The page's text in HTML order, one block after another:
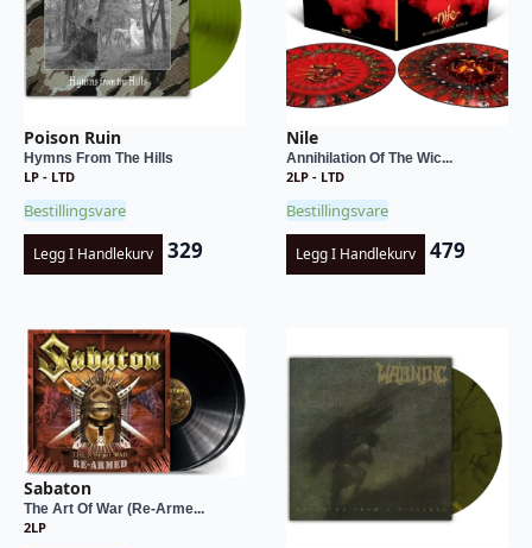
Poison Ruin
Hymns From The Hills
LP - LTD
Bestillingsvare
Legg I Handlekurv 329
Nile
Annihilation Of The Wic...
2LP - LTD
Bestillingsvare
Legg I Handlekurv 479
Sabaton
The Art Of War (Re-Arme...
2LP